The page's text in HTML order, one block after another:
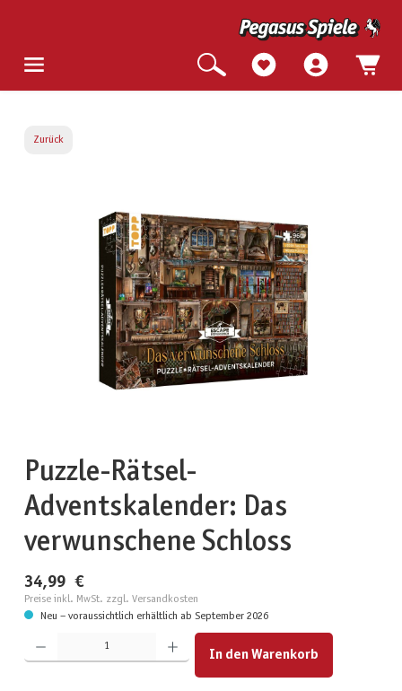
Zurück
Bildergalerie überspringen
Puzzle-Rätsel-
Adventskalender: Das
verwunschene Schloss
34,99 €
Preise inkl. MwSt. zzgl. Versandkosten
Neu – voraussichtlich erhältlich ab September 2026
Produkt Anzahl: Gib den gewünschten Wert ein oder benutze die Schaltflächen um die Anzahl zu
In den Warenkorb